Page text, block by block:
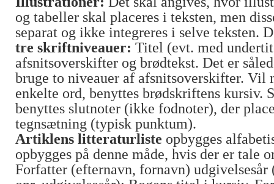
og tabeller skal placeres i teksten, men
separat og ikke integreres i selve teksten.
tre skriftniveauer: Titel (evt. med
afsnitsoverskifter og brødtekst. Det er
bruge to niveauer af afsnitsoverskifter. Vil
enkelte ord, benyttes brødskriftens kursiv.
benyttes slutnoter (ikke fodnoter), der
tegnsætning (typisk punktum).
Artiklens litteraturliste opbygges
opbygges på denne måde, hvis der er tale
Forfatter (efternavn, fornavn)